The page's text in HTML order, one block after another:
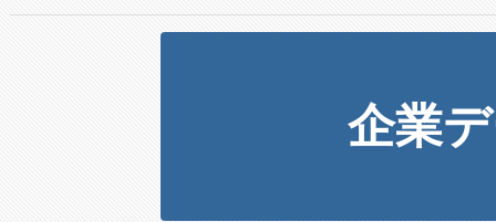
企業